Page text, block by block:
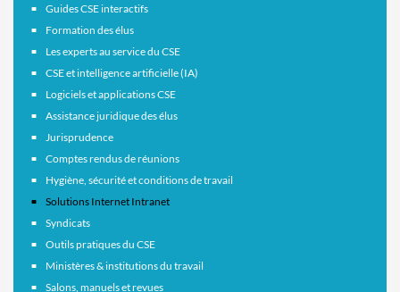
Guides CSE interactifs
Formation des élus
Les experts au service du CSE
CSE et intelligence artificielle (IA)
Logiciels et applications CSE
Assistance juridique des élus
Jurisprudence
Comptes rendus de réunions
Hygiène, sécurité et conditions de travail
Solutions Internet Intranet
Syndicats
Outils pratiques du CSE
Ministères & institutions du travail
Salons, manuels et revues